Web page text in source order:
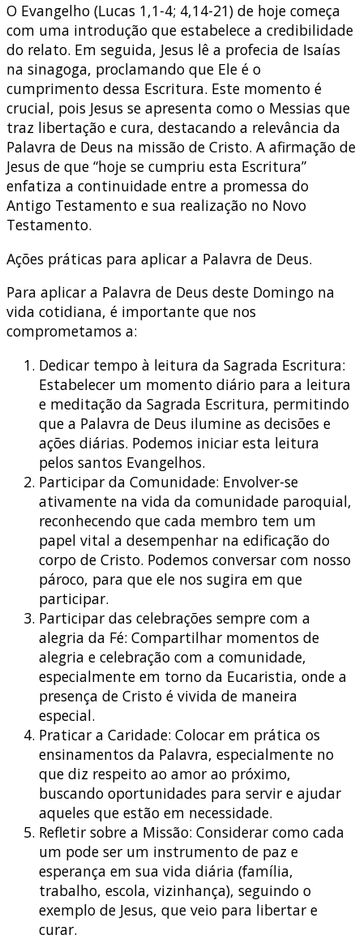
O Evangelho (Lucas 1,1-4; 4,14-21) de hoje começa
com uma introdução que estabelece a credibilidade
do relato. Em seguida, Jesus lê a profecia de Isaías
na sinagoga, proclamando que Ele é o
cumprimento dessa Escritura. Este momento é
crucial, pois Jesus se apresenta como o Messias que
traz libertação e cura, destacando a relevância da
Palavra de Deus na missão de Cristo. A afirmação de
Jesus de que “hoje se cumpriu esta Escritura”
enfatiza a continuidade entre a promessa do
Antigo Testamento e sua realização no Novo
Testamento.
Ações práticas para aplicar a Palavra de Deus.
Para aplicar a Palavra de Deus deste Domingo na
vida cotidiana, é importante que nos
comprometamos a:
Dedicar tempo à leitura da Sagrada Escritura:
Estabelecer um momento diário para a leitura
e meditação da Sagrada Escritura, permitindo
que a Palavra de Deus ilumine as decisões e
ações diárias. Podemos iniciar esta leitura
pelos santos Evangelhos.
Participar da Comunidade: Envolver-se
ativamente na vida da comunidade paroquial,
reconhecendo que cada membro tem um
papel vital a desempenhar na edificação do
corpo de Cristo. Podemos conversar com nosso
pároco, para que ele nos sugira em que
participar.
Participar das celebrações sempre com a
alegria da Fé: Compartilhar momentos de
alegria e celebração com a comunidade,
especialmente em torno da Eucaristia, onde a
presença de Cristo é vivida de maneira
especial.
Praticar a Caridade: Colocar em prática os
ensinamentos da Palavra, especialmente no
que diz respeito ao amor ao próximo,
buscando oportunidades para servir e ajudar
aqueles que estão em necessidade.
Refletir sobre a Missão: Considerar como cada
um pode ser um instrumento de paz e
esperança em sua vida diária (família,
trabalho, escola, vizinhança), seguindo o
exemplo de Jesus, que veio para libertar e
curar.